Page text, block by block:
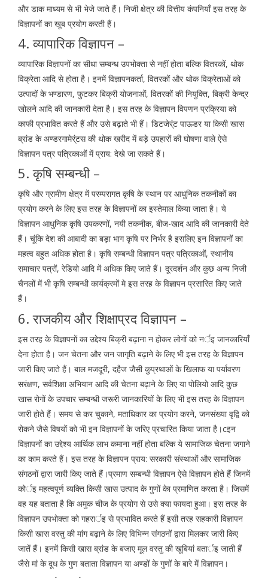
और डाक माध्यम से भी भेजे जाते हैं। निजी क्षेत्र की वित्तीय कंपनियाँ इस तरह के
विज्ञापनों का खूब प्रयोग करती हैं।
4. व्यापारिक विज्ञापन –
व्यापारिक विज्ञापनों का सीधा सम्बन्ध उपभोक्ता से नहीं होता बल्कि वितरकों, थोक
विक्रेता आदि से होता है। इनमें विज्ञापनकर्ता, वितरकों और थोक विक्रेताओं को
उत्पादों के भण्डारण, फुटकर बिक्री योजनाओं, वितरकों की नियुक्ति, बिक्री केन्द्र
खोलने आदि की जानकारी देता है। इस तरह के विज्ञापन विपणन प्रक्रिया को
काफी प्रभावित करते हैं और उसे बढ़ाते भी हैं। डिटजेर्ंट पाऊडर या किसी खास
ब्रांड के अण्डरगामेर्ंटस की थोक खरीद में बड़े उपहारों की घोषणा वाले ऐसे
विज्ञापन पत्र पत्रिकाओं में प्राय: देखे जा सकते हैं।
5. कृषि सम्बन्धी –
कृषि और ग्रामीण क्षेत्र में परम्परागत कृषि के स्थान पर आधुनिक तकनीकों का
प्रयोग करने के लिए इस तरह के विज्ञापनों का इस्तेमाल किया जाता है। ये
विज्ञापन आधुनिक कृषि उपकरणों, नयी तकनीक, बीज-खाद आदि की जानकारी देते
हैं। चूंकि देश की आबादी का बड़ा भाग कृषि पर निर्भर है इसलिए इन विज्ञापनों का
महत्व बहुत अधिक होता है। कृषि सम्बन्धी विज्ञापन पत्र पत्रिकाओं, स्थानीय
समाचार पत्रों, रेडियो आदि में अधिक किए जाते हैं। दूरदर्शन और कुछ अन्य निजी
चैनलों में भी कृषि सम्बन्धी कार्यक्रमों मे इस तरह के विज्ञापन प्रसारित किए जाते
हैं।
6. राजकीय और शिक्षाप्रद विज्ञापन –
इस तरह के विज्ञापनों का उद्देश्य बिक्री बढ़ाना न होकर लोगों को नर्इ जानकारियाँ
देना होता है। जन चेतना और जन जागृति बढ़ाने के लिए भी इस तरह के विज्ञापन
जारी किए जाते हैं। बाल मजदूरी, दहैज जैसी कुप्रथाओं के खिलाफ या पर्यावरण
सरंक्षण, सर्वशिक्षा अभियान आदि की चेतना बढ़ाने के लिए या पोलियो आदि कुछ
खास रोगों के उपचार सम्बन्धी जरूरी जानकारियों के लिए भी इस तरह के विज्ञापन
जारी होते हैं। समय से कर चुकाने, मताधिकार का प्रयोग करने, जनसंख्या वृद्वि को
रोकने जैसे विषयों को भी इन विज्ञापनों के जरिए प्रचारित किया जाता है।cइन
विज्ञापनों का उद्देश्य आर्थिक लाभ कमाना नहीं होता बल्कि ये सामाजिक चेतना जगाने
का काम करते हैं। इस तरह के विज्ञापन प्राय: सरकारी संस्थाओं और सामाजिक
संगठनों द्वारा जारी किए जाते हैं।प्रमाण सम्बन्धी विज्ञापन ऐसे विज्ञापन होते हैं जिनमें
कोर्इ महत्वपूर्ण व्यक्ति किसी खास उत्पाद के गुणों केा प्रमाणित करता है। जिसमें
वह यह बताता है कि अमुक चीज के प्रयोग से उसे क्या फायदा हुआ। इस तरह के
विज्ञापन उपभोक्ता को गहरार्इ से प्रभावित करते हैं इसी तरह सहकारी विज्ञापन
किसी खास वस्तु की मांग बढ़ाने के लिए विभिन्न संगठनों द्वारा मिलकर जारी किए
जातें हैं। इनमें किसी खास ब्रांड के बजाए मूल वस्तु की खूबियां बतार्इ जाती हैं
जैसे मां के दूध के गुण बताता विज्ञापन या अण्डों के गुणों के बारे में विज्ञापन।